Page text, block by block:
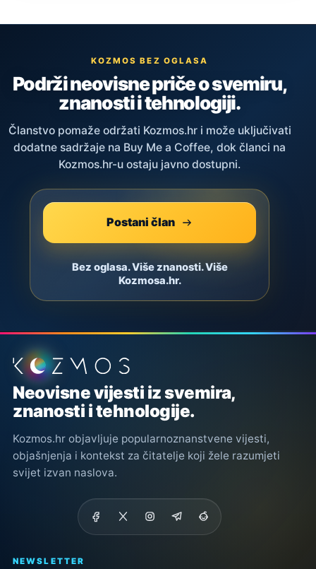
KOZMOS BEZ OGLASA
Podrži neovisne priče o svemiru,
znanosti i tehnologiji.
Članstvo pomaže održati Kozmos.hr i može uključivati
dodatne sadržaje na Buy Me a Coffee, dok članci na
Kozmos.hr-u ostaju javno dostupni.
Postani član
Bez oglasa. Više znanosti. Više
Kozmosa.hr.
Podnožje stranice
Neovisne vijesti iz svemira,
znanosti i tehnologije.
Kozmos.hr objavljuje popularnoznanstvene vijesti,
objašnjenja i kontekst za čitatelje koji žele razumjeti
svijet izvan naslova.
NEWSLETTER